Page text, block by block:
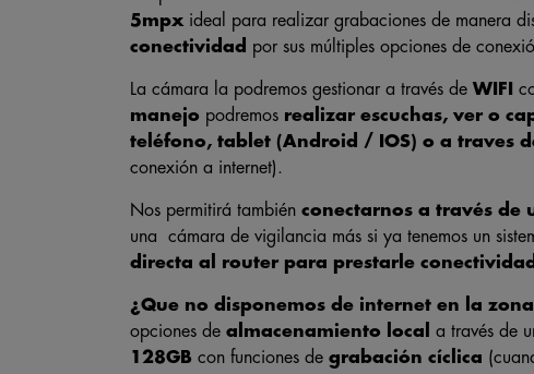
5mpx ideal para realizar grabaciones de manera
conectividad
por sus múltiples opciones de
La cámara la podremos gestionar a través deWIFI
manejo podremos realizar escuchas, ver o
teléfono, tablet (Android / IOS) o a traves
conexión a internet).
Nos permitirá tambiénconectarnos a través de
una cámara de vigilancia más si ya tenemos un
directa al router para prestarle
¿Que no disponemos de internet en la
opciones dealmacenamiento local a través de
128GB con funciones degrabación cíclica